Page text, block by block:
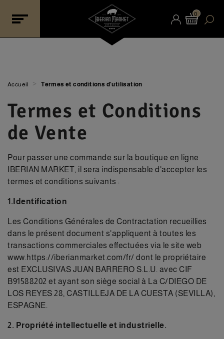
0
Accueil > Termes et conditions d'utilisation
Termes et Conditions
de Vente
Pour passer une commande sur la boutique en ligne
IBERIAN MARKET, il sera indispensable d'accepter les
termes et conditions suivants :
1.Identification
Les Conditions Générales de Contractation recueillies
dans le présent document s'appliquent à toutes les
transactions commerciales effectuées via le site web
www.https://iberianmarket.com/fr/ dont le propriétaire
est EXCLUSIVAS JUAN BARRERO S.L.U. avec CIF
B91588202 et ayant son siège social à La C/DIEGO DE
LOS REYES 28, CASTILLEJA DE LA CUESTA (SEVILLA),
ESPAGNE.
2. Propriété intellectuelle et industrielle.